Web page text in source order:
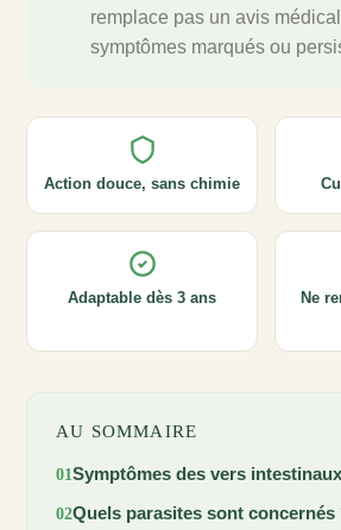
remplace pas un avis
symptômes marqués ou
Action douce, sans chimie
Adaptable dès 3 ans
Ne
AU SOMMAIRE
Symptômes des vers intestinaux
Quels parasites sont concernés